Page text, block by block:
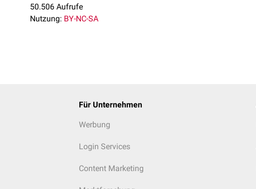
50.506 Aufrufe
Nutzung: BY-NC-SA
Für Unternehmen
Werbung
Login Services
Content Marketing